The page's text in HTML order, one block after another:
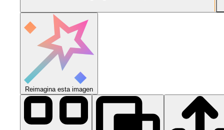
Reimagina esta imagen